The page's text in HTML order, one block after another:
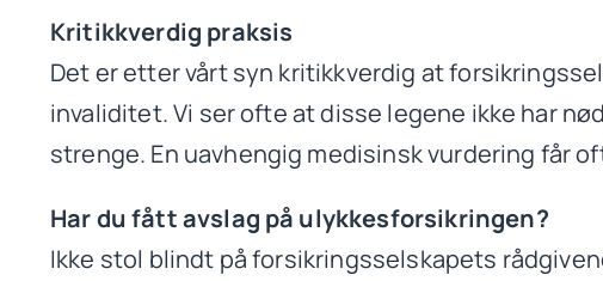
Kritikkverdig praksis
Det er etter vårt syn kritikkverdig at
invaliditet. Vi ser ofte at disse legene ikke har
strenge. En uavhengig medisinsk vurdering får
Har du fått avslag på ulykkesforsikringen?
Ikke stol blindt på forsikringsselskapets